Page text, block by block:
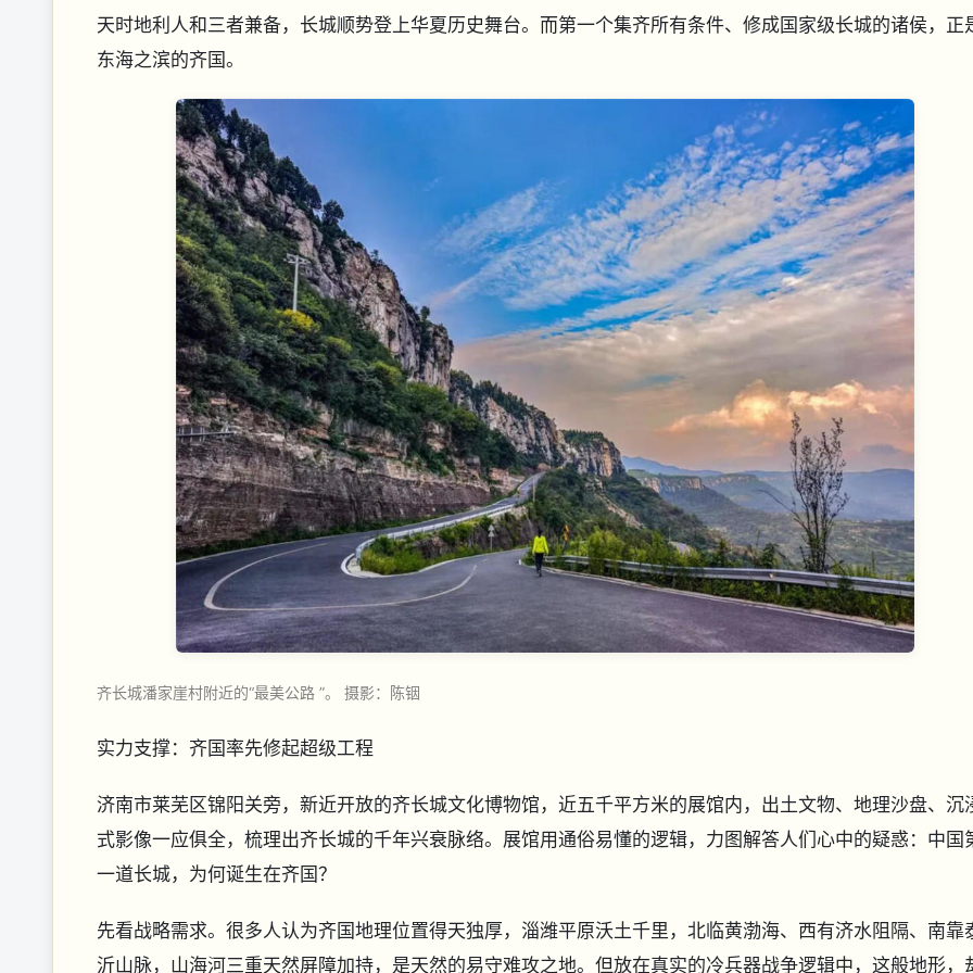
天时地利人和三者兼备，长城顺势登上华夏历史舞台。而第一个集齐所有条件、修成国家级长城的诸侯，正
东海之滨的齐国。
齐长城潘家崖村附近的“最美公路 ”。 摄影：陈铟
实力支撑：齐国率先修起超级工程
济南市莱芜区锦阳关旁，新近开放的齐长城文化博物馆，近五千平方米的展馆内，出土文物、地理沙盘、沉
式影像一应俱全，梳理出齐长城的千年兴衰脉络。展馆用通俗易懂的逻辑，力图解答人们心中的疑惑：中国
一道长城，为何诞生在齐国？
先看战略需求。很多人认为齐国地理位置得天独厚，淄潍平原沃土千里，北临黄渤海、西有济水阻隔、南靠
沂山脉，山海河三重天然屏障加持，是天然的易守难攻之地。但放在真实的冷兵器战争逻辑中，这般地形，